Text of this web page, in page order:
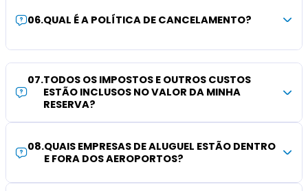
06.QUAL É A POLÍTICA DE CANCELAMENTO?
07.TODOS OS IMPOSTOS E OUTROS CUSTOS
ESTÃO INCLUSOS NO VALOR DA MINHA
RESERVA?
08.QUAIS EMPRESAS DE ALUGUEL ESTÃO DENTRO
E FORA DOS AEROPORTOS?